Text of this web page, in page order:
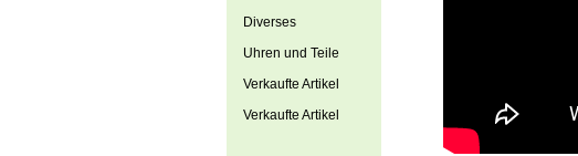
Diverses
Uhren und Teile
Verkaufte Artikel
Verkaufte Artikel